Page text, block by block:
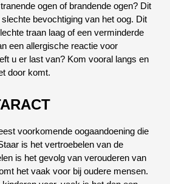
ogen of brandende ogen? Dit
bevochtiging van het oog. Dit
traan laag of een verminderde
een allergische reactie voor
u er last van? Kom vooral langs en
door komt.
voorkomende oogaandoening die
is het vertroebelen van de
is het gevolg van verouderen van
het vaak voor bij oudere mensen.